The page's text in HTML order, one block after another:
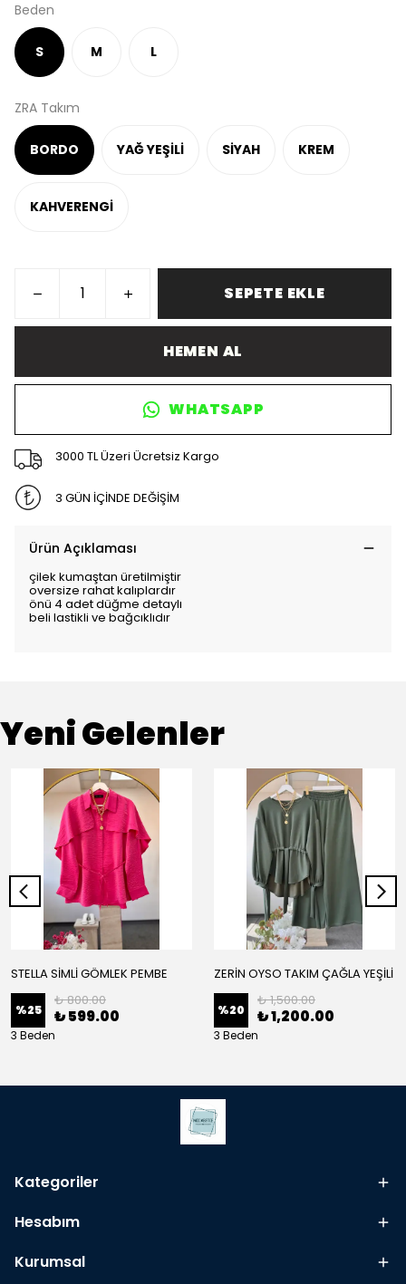
Beden
S M L
ZRA Takım
BORDO YAĞ YEŞİLİ SİYAH KREM
KAHVERENGİ
SEPETE EKLE
HEMEN AL
WHATSAPP
3000 TL Üzeri Ücretsiz Kargo
3 GÜN İÇİNDE DEĞİŞİM
Ürün Açıklaması
çilek kumaştan üretilmiştir
oversize rahat kalıplardır
önü 4 adet düğme detaylı
beli lastikli ve bağcıklıdır
Yeni Gelenler
STELLA SİMLİ GÖMLEK PEMBE
%25
₺ 800.00
₺ 599.00
3 Beden
ZERİN OYSO TAKIM ÇAĞLA YEŞİLİ
%20
₺ 1,500.00
₺ 1,200.00
3 Beden
Kategoriler
Hesabım
Kurumsal